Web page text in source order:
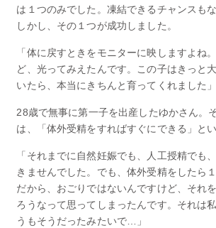
は１つのみでした。凍結できるチャンスも
しかし、その１つが成功しました。
「体に戻すときをモニターに映しますよね
ど、光ってみえたんです。この子はきっと
いたら、本当にきちんと育ってくれました」
28歳で無事に第一子を出産したゆかさん。
は、「体外受精をすればすぐにできる」と
「それまでに自然妊娠でも、人工授精でも
きませんでした。でも、体外受精をしたら
だから、おごりではないんですけど、それ
ろうなって思ってしまったんです。それは
うもそうだったみたいで…」